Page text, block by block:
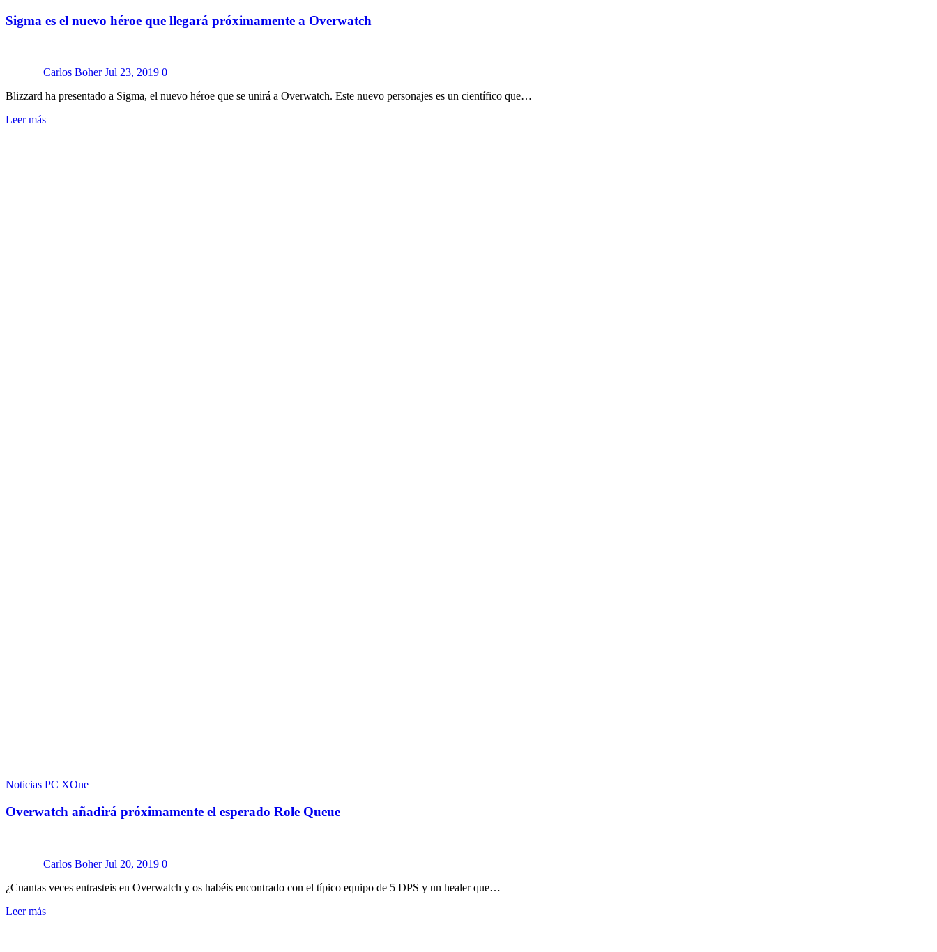
Sigma es el nuevo héroe que llegará próximamente a Overwatch
Carlos Boher Jul 23, 2019 0
Blizzard ha presentado a Sigma, el nuevo héroe que se unirá a Overwatch. Este nuevo personajes es un científico que…
Leer más
Noticias PC XOne
Overwatch añadirá próximamente el esperado Role Queue
Carlos Boher Jul 20, 2019 0
¿Cuantas veces entrasteis en Overwatch y os habéis encontrado con el típico equipo de 5 DPS y un healer que…
Leer más